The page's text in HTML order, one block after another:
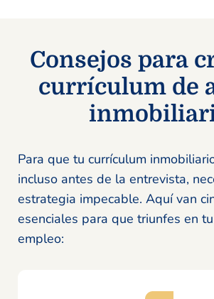
Consejos para
currículum de
Para que tu currículum
incluso antes de la entrevista,
estrategia impecable. Aquí van
esenciales para que triunfes en
empleo: